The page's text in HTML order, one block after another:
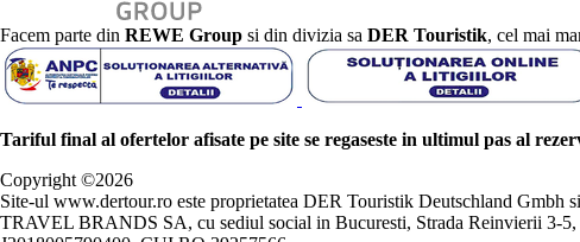
Facem parte din REWE Group si din divizia sa DER Touristik, cel mai
Tariful final al ofertelor afisate pe site se regaseste in ultimul pas al
Copyright ©2026
Site-ul www.dertour.ro este proprietatea DER Touristik Deutschland
TRAVEL BRANDS SA, cu sediul social in Bucuresti, Strada Reinvierii 3-5,